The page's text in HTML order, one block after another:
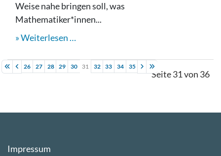
Weise nahe bringen soll, was
Mathematiker*innen...
Weiterlesen …
Seite 31 von 36
26 27 28 29 30 31 32 33 34 35
Impressum